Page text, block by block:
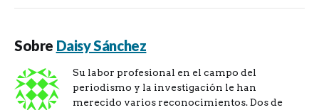
Sobre Daisy Sánchez
Su labor profesional en el campo del
periodismo y la investigación le han
merecido varios reconocimientos. Dos de